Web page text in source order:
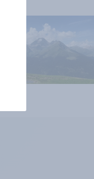
Gesundheitswesen
Altersvorsorge